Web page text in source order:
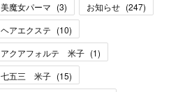
美魔女パーマ (3) お知らせ (247)
ヘアエクステ (10)
アクアフォルテ 米子 (1)
七五三 米子 (15)